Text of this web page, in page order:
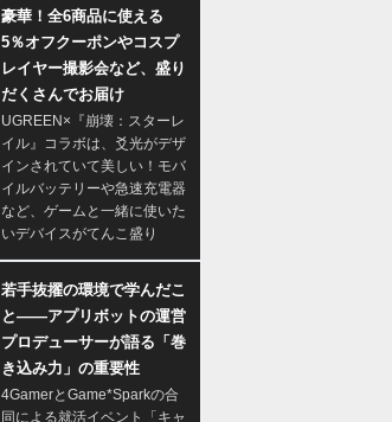
豪華！全6商品に使える
5％オフクーポンやコスプ
レイヤー撮影会など、盛り
だくさんでお届け
UGREEN×『崩壊：スターレ
イル』コラボは、爻光がデザ
インされていて美しい！モバ
イルバッテリーや急速充電器
など、ゲームと一緒に使いた
いデバイスがてんこ盛り
若手抜擢の環境で学んだこ
と――アプリボットの運営
プロデューサーが語る「巻
き込み力」の重要性
4GamerとGame*Sparkの合
同による就活イベント「キャ